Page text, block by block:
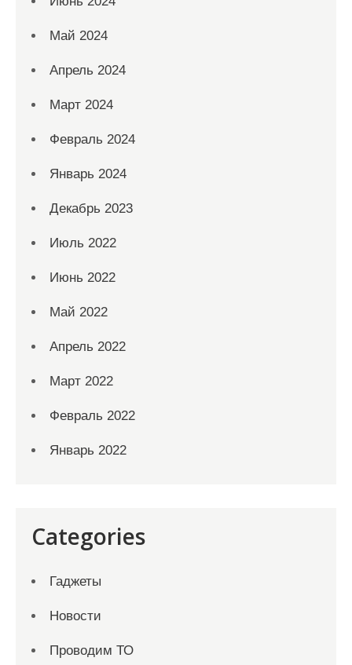
Май 2024
Апрель 2024
Март 2024
Февраль 2024
Январь 2024
Декабрь 2023
Июль 2022
Июнь 2022
Май 2022
Апрель 2022
Март 2022
Февраль 2022
Январь 2022
Categories
Гаджеты
Новости
Проводим ТО